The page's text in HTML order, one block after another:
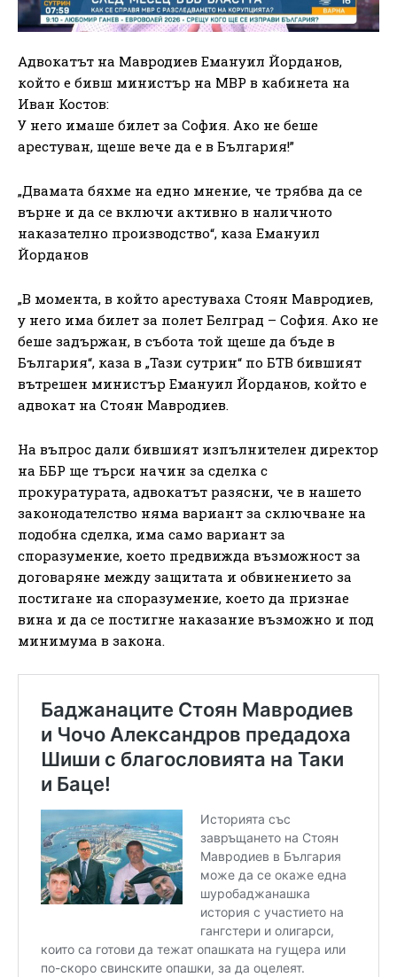
Адвокатът на Мавродиев Емануил Йорданов,
който е бивш министър на МВР в кабинета на
Иван Костов:
У него имаше билет за София. Ако не беше
арестуван, щеше вече да е в България!”
„Двамата бяхме на едно мнение, че трябва да се
върне и да се включи активно в наличното
наказателно производство“, каза Емануил
Йорданов
„В момента, в който арестуваха Стоян Мавродиев,
у него има билет за полет Белград – София. Ако не
беше задържан, в събота той щеше да бъде в
България“, каза в „Тази сутрин“ по БТВ бившият
вътрешен министър Емануил Йорданов, който е
адвокат на Стоян Мавродиев.
На въпрос дали бившият изпълнителен директор
на ББР ще търси начин за сделка с
прокуратурата, адвокатът разясни, че в нашето
законодателство няма вариант за сключване на
подобна сделка, има само вариант за
споразумение, което предвижда възможност за
договаряне между защитата и обвинението за
постигане на споразумение, което да признае
вина и да се постигне наказание възможно и под
минимума в закона.